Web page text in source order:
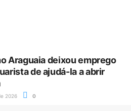
Araguaia deixou emprego
de ajudá-la a abrir
2026 0